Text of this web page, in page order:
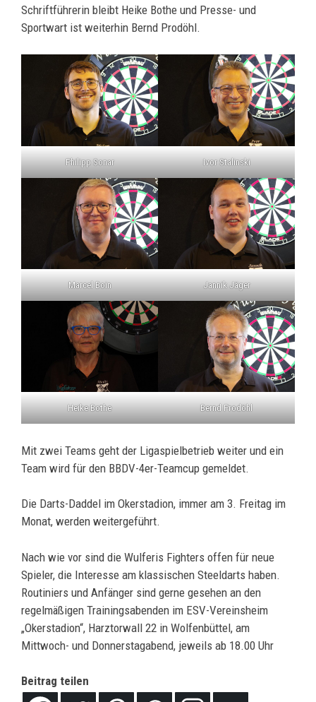
Schriftführerin bleibt Heike Bothe und Presse- und
Sportwart ist weiterhin Bernd Prodöhl.
Philipp Sonar Ivor Stalinski
Marcel Boin Jannik Jäger
Heike Bothe Bernd Prodöhl
Mit zwei Teams geht der Ligaspielbetrieb weiter und ein
Team wird für den BBDV-4er-Teamcup gemeldet.
Die Darts-Daddel im Okerstadion, immer am 3. Freitag im
Monat, werden weitergeführt.
Nach wie vor sind die Wulferis Fighters offen für neue
Spieler, die Interesse am klassischen Steeldarts haben.
Routiniers und Anfänger sind gerne gesehen an den
regelmäßigen Trainingsabenden im ESV-Vereinsheim
„Okerstadion“, Harztorwall 22 in Wolfenbüttel, am
Mittwoch- und Donnerstagabend, jeweils ab 18.00 Uhr
Beitrag teilen